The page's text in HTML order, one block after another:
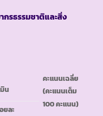
รธรรมชาติและสิ่ง
น
คะแนนเฉลี่ย
(คะแนนเต็ม
100 คะแนน)
ยละ